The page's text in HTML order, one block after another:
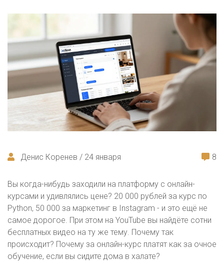
Денис Коренев / 24 января 8
Вы когда-нибудь заходили на платформу с онлайн-
курсами и удивлялись цене? 20 000 рублей за курс по
Python, 50 000 за маркетинг в Instagram - и это ещё не
самое дорогое. При этом на YouTube вы найдёте сотни
бесплатных видео на ту же тему. Почему так
происходит? Почему за онлайн-курс платят как за очное
обучение, если вы сидите дома в халате?